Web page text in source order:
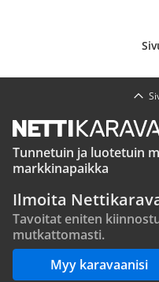
Tunnetuin ja luotetuin
markkinapaikka
Ilmoita
Tavoitat eniten
mutkattomasti.
Myy karavaanisi